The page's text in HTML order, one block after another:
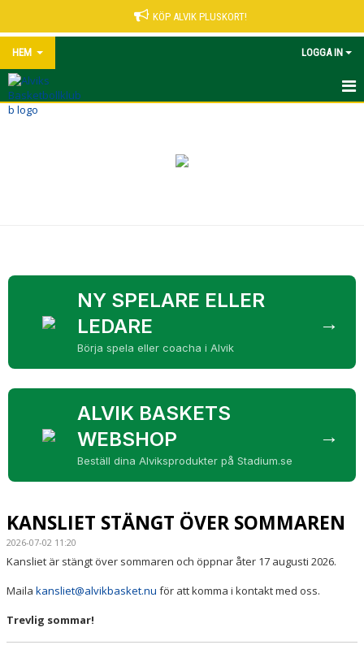
KÖP ALVIK PLUSKORT!
HEM LOGGA IN
START
ALVIK PLUSKORT
KONTAKT
NY SPELARE ELLER
LEDARE
Börja spela eller coacha i Alvik
→
ALVIK BASKETS
WEBSHOP
Beställ dina Alviksprodukter på Stadium.se
→
KANSLIET STÄNGT ÖVER SOMMAREN
2026-07-02 11:20
Kansliet är stängt över sommaren och öppnar åter 17 augusti 2026.
Maila kansliet@alvikbasket.nu för att komma i kontakt med oss.
Trevlig sommar!